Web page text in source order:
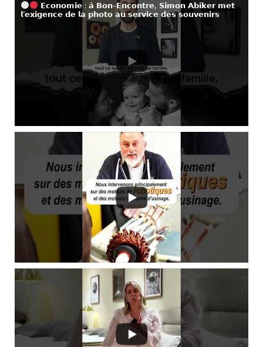
𝗘𝗰𝗼𝗻𝗼𝗺𝗶𝗲 : 𝗮̀ 𝗕𝗼𝗻-𝗘𝗻𝗰𝗼𝗻𝘁𝗿𝗲, 𝗦𝗶𝗺𝗼𝗻 𝗔𝗯𝗶𝗸𝗲𝗿 𝗺𝗲𝘁
𝗹’𝗲𝘅𝗶𝗴𝗲𝗻𝗰𝗲 𝗱𝗲 𝗹𝗮 𝗽𝗵𝗼𝘁𝗼 𝗮𝘂 𝘀𝗲𝗿𝘃𝗶𝗰𝗲 𝗱𝗲𝘀 𝘀𝗼𝘂𝘃𝗲𝗻𝗶𝗿𝘀